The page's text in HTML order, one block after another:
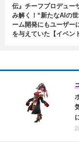
伝』チーフプロデュー
み解く！“新たなAIの
ーム開発にもユーザー
を与えていた【イベン